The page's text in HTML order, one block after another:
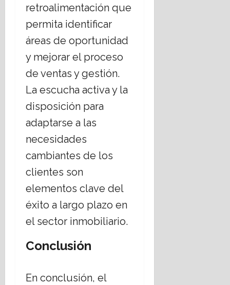
retroalimentación que
permita identificar
áreas de oportunidad
y mejorar el proceso
de ventas y gestión.
La escucha activa y la
disposición para
adaptarse a las
necesidades
cambiantes de los
clientes son
elementos clave del
éxito a largo plazo en
el sector inmobiliario.
Conclusión
En conclusión, el